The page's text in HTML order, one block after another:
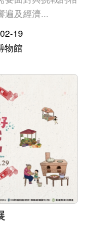
遍及經濟...
19
物館